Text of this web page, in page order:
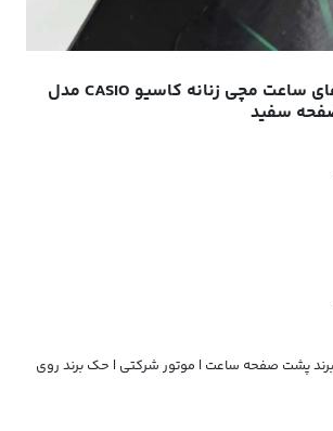
امکانات و ویژگی های ساعت مچی زنانه کاسیو CASIO مدل
پشت صفحه ساعت | موتور شرکتی | حک برند روی